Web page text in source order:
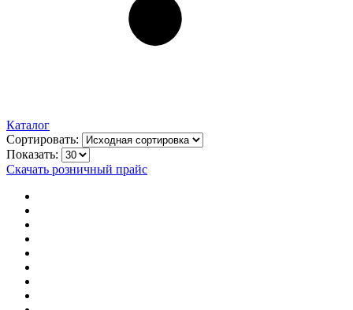
Каталог
Сортировать:
Показать:
Скачать розничный прайс